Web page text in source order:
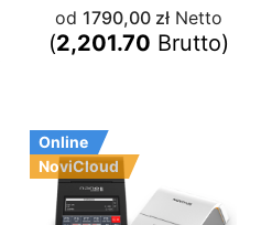
od 1790,00 zł Netto
(2,201.70 Brutto)
Online
NoviCloud